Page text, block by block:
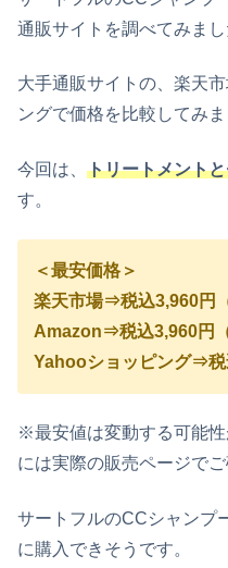
通販サイトを調べてみまし
大手通販サイトの、楽天
ングで価格を比較してみま
今回は、 トリートメント
す。
＜最安価格＞
楽天市場⇒税込3,960円
Amazon⇒税込3,960円（
Yahooショッピング⇒税
※最安値は変動する可能
には実際の販売ページで
サートフルのCCシャンプ
に購入できそうです。